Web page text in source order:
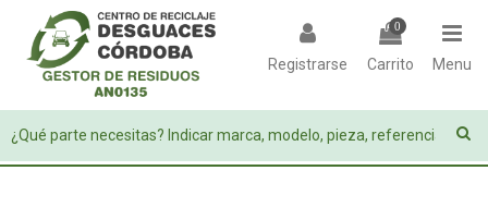
Registrarse
0
Carrito Menu